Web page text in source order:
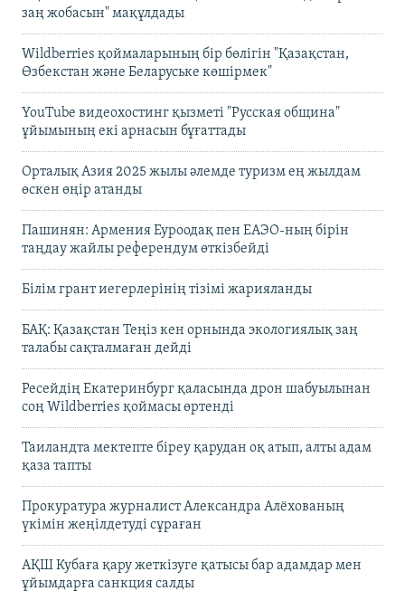
заң жобасын" мақұлдады
Wildberries қоймаларының бір бөлігін "Қазақстан,
Өзбекстан және Беларуське көшірмек"
YouTube видеохостинг қызметі "Русская община"
ұйымының екі арнасын бұғаттады
Орталық Азия 2025 жылы әлемде туризм ең жылдам
өскен өңір атанды
Пашинян: Армения Еуроодақ пен ЕАЭО-ның бірін
таңдау жайлы референдум өткізбейді
Білім грант иегерлерінің тізімі жарияланды
БАҚ: Қазақстан Теңіз кен орнында экологиялық заң
талабы сақталмаған дейді
Ресейдің Екатеринбург қаласында дрон шабуылынан
соң Wildberries қоймасы өртенді
Таиландта мектепте біреу қарудан оқ атып, алты адам
қаза тапты
Прокуратура журналист Александра Алёхованың
үкімін жеңілдетуді сұраған
АҚШ Кубаға қару жеткізуге қатысы бар адамдар мен
ұйымдарға санкция салды